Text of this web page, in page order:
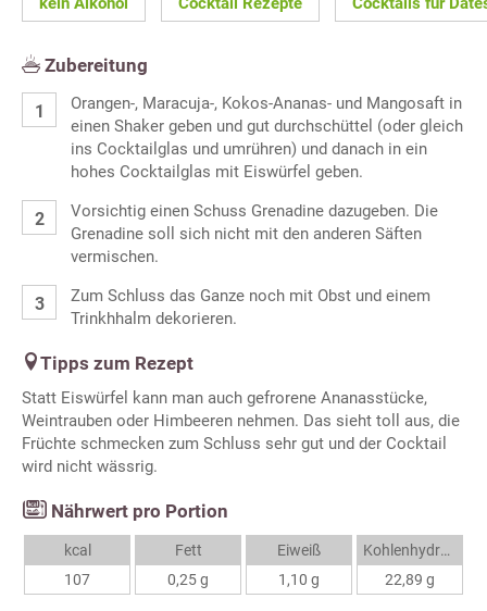
Zubereitung
Orangen-, Maracuja-, Kokos-Ananas- und Mangosaft in
einen Shaker geben und gut durchschüttel (oder gleich
ins Cocktailglas und umrühren) und danach in ein
hohes Cocktailglas mit Eiswürfel geben.
Vorsichtig einen Schuss Grenadine dazugeben. Die
Grenadine soll sich nicht mit den anderen Säften
vermischen.
Zum Schluss das Ganze noch mit Obst und einem
Trinkhhalm dekorieren.
Tipps zum Rezept
Statt Eiswürfel kann man auch gefrorene Ananasstücke,
Weintrauben oder Himbeeren nehmen. Das sieht toll aus, die
Früchte schmecken zum Schluss sehr gut und der Cocktail
wird nicht wässrig.
Nährwert pro Portion
kcal
107
Fett
0,25 g
Eiweiß
1,10 g
Kohlenhydrate
22,89 g